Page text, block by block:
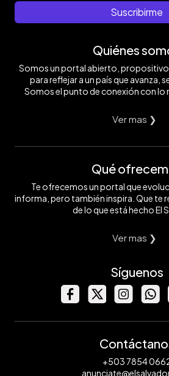
Suscribirme
Quiénes
Somos un portal abierto,
para reflejar a un país que avanza,
Somos el punto de conexión con lo
Ver mas ❯
Qué
Te ofrecemos un portal que
informa, pero también inspira. Que te
de lo que está hecho El
Ver mas ❯
Síguenos
+503 7854